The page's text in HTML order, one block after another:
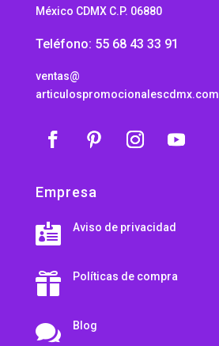
México CDMX C.P. 06880
Teléfono: 55 68 43 33 91
ventas@
articulospromocionalescdmx.com
Empresa
 Aviso de privacidad
 Políticas de compra
 Blog